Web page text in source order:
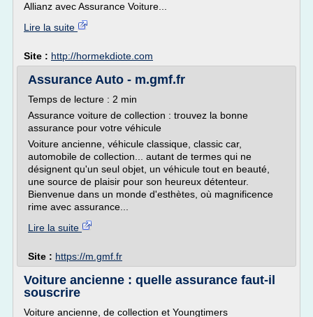
Allianz avec Assurance Voiture...
Lire la suite
Site : http://hormekdiote.com
Assurance Auto - m.gmf.fr
Temps de lecture : 2 min
Assurance voiture de collection : trouvez la bonne
assurance pour votre véhicule
Voiture ancienne, véhicule classique, classic car,
automobile de collection... autant de termes qui ne
désignent qu'un seul objet, un véhicule tout en beauté,
une source de plaisir pour son heureux détenteur.
Bienvenue dans un monde d'esthètes, où magnificence
rime avec assurance...
Lire la suite
Site : https://m.gmf.fr
Voiture ancienne : quelle assurance faut-il
souscrire
Voiture ancienne, de collection et Youngtimers